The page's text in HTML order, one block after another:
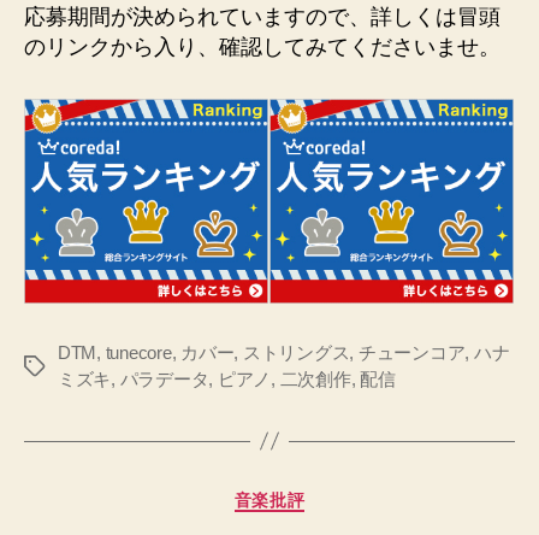
応募期間が決められていますので、詳しくは冒頭
のリンクから入り、確認してみてくださいませ。
タ
DTM, tunecore, カバー, ストリングス, チューンコア, ハナ
ミズキ, パラデータ, ピアノ , 二次創作,配信
カ
音楽批評